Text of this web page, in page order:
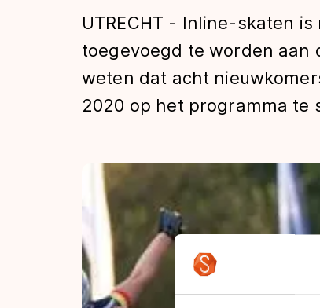
Tijden &
De weg op
Olympische
UTRECHT - Inline-skaten
toegevoegd te worden aan
weten dat acht
2020 op het programma te